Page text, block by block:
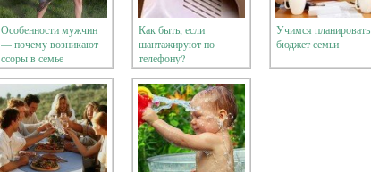
Особенности мужчин
— почему возникают
ссоры в семье
Как быть, если
шантажируют по
телефону?
Учимся планировать
бюджет семьи